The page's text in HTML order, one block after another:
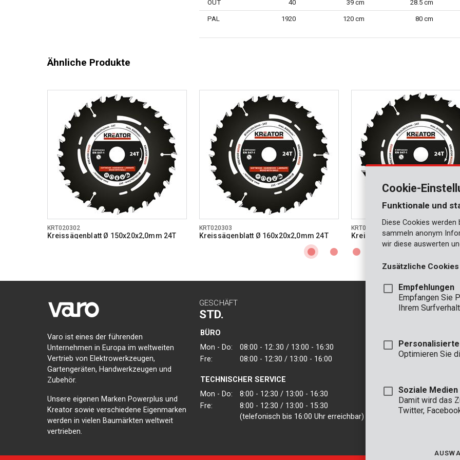
OUT 40 39 cm 28.5 cm
PAL 1920 120 cm 80 cm
Ähnliche Produkte
KRT020302
Kreissägenblatt Ø 150x20x2,0mm 24T
KRT020303
Kreissägenblatt Ø 160x20x2,0mm 24T
KRT020304
Kreissägenblatt Ø
Varo ist eines der führenden
Unternehmen in Europa im weltweiten
Vertrieb von Elektrowerkzeugen,
Gartengeräten, Handwerkzeugen und
Zubehör.
Unsere eigenen Marken Powerplus und
Kreator sowie verschiedene Eigenmarken
werden in vielen Baumärkten weltweit
vertrieben.
GESCHÄFT
STD.
BÜRO
Mon - Do:
08:00 - 12:.30 / 13:00 - 16:30
Fre:
08:00 - 12:30 / 13:00 - 16:00
TECHNISCHER SERVICE
Mon - Do:
8:00 - 12:30 / 13:00 - 16:30
Fre:
8:00 - 12:30 / 13:00 - 15:30
(telefonisch bis 16:00 Uhr erreichbar)
KONTAKT
INFO
VARO - Vic. Van
Joseph Van
VARO IBERICA
Cookie-
Funktionale und
Diese Cookies
sammeln anonym
wir diese auswerten
Zusätzliche Cookies
Empfehlungen
Empfangen Sie
Ihrem
Optimieren Sie
Soziale
Damit wird das
Twitter,